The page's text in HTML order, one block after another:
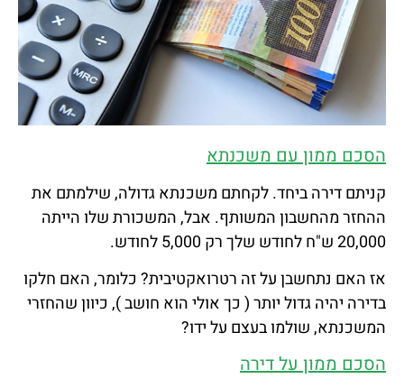
הסכם ממון עם משכנתא
קניתם דירה ביחד. לקחתם משכנתא גדולה, שילמתם את
ההחזר מהחשבון המשותף. אבל, המשכורת שלו הייתה
20,000 ש"ח לחודש שלך רק 5,000 לחודש.
אז האם נתחשבן על זה רטרואקטיבית? כלומר, האם חלקו
בדירה יהיה גדול יותר ( כך אולי הוא חושב ), כיוון שהחזרי
המשכנתא, שולמו בעצם על ידו?
הסכם ממון על דירה